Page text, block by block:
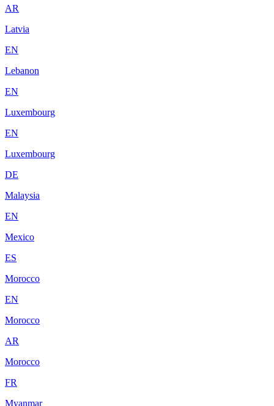
AR
Latvia
EN
Lebanon
EN
Luxembourg
EN
Luxembourg
DE
Malaysia
EN
Mexico
ES
Morocco
EN
Morocco
AR
Morocco
FR
Myanmar